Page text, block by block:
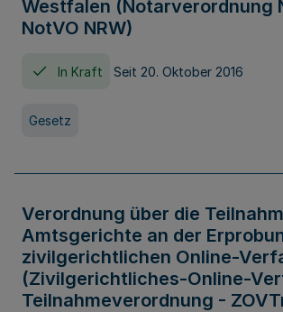
Westfalen (Notarverordnung
NotVO NRW)
In Kraft Seit 20. Oktober 2016
Gesetz
Verordnung über die
Amtsgerichte an der
zivilgerichtlichen Online-
(Zivilgerichtliches-Online-
Teilnahmeverordnung -